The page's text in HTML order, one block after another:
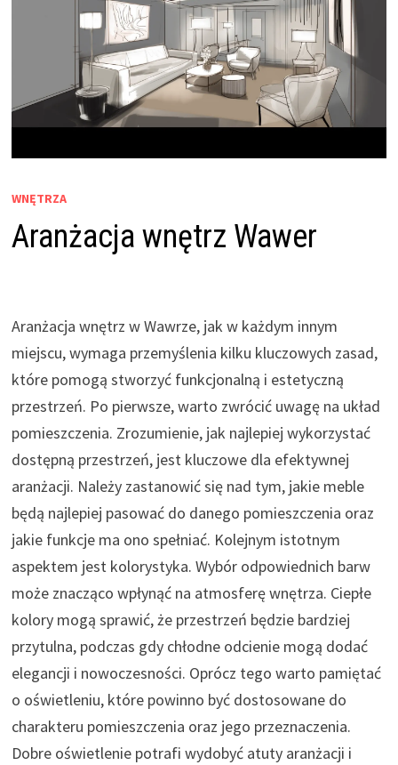
WNĘTRZA
Aranżacja wnętrz Wawer
Aranżacja wnętrz w Wawrze, jak w każdym innym
miejscu, wymaga przemyślenia kilku kluczowych zasad,
które pomogą stworzyć funkcjonalną i estetyczną
przestrzeń. Po pierwsze, warto zwrócić uwagę na układ
pomieszczenia. Zrozumienie, jak najlepiej wykorzystać
dostępną przestrzeń, jest kluczowe dla efektywnej
aranżacji. Należy zastanowić się nad tym, jakie meble
będą najlepiej pasować do danego pomieszczenia oraz
jakie funkcje ma ono spełniać. Kolejnym istotnym
aspektem jest kolorystyka. Wybór odpowiednich barw
może znacząco wpłynąć na atmosferę wnętrza. Ciepłe
kolory mogą sprawić, że przestrzeń będzie bardziej
przytulna, podczas gdy chłodne odcienie mogą dodać
elegancji i nowoczesności. Oprócz tego warto pamiętać
o oświetleniu, które powinno być dostosowane do
charakteru pomieszczenia oraz jego przeznaczenia.
Dobre oświetlenie potrafi wydobyć atuty aranżacji i